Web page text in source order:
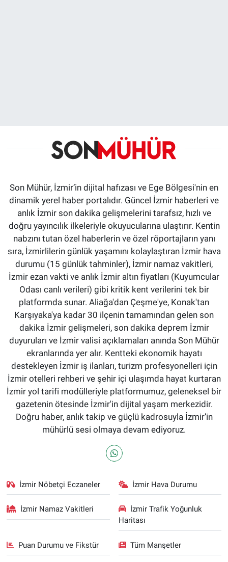
Son Mühür, İzmir’in dijital hafızası ve Ege Bölgesi'nin en
dinamik yerel haber portalıdır. Güncel İzmir haberleri ve
anlık İzmir son dakika gelişmelerini tarafsız, hızlı ve
doğru yayıncılık ilkeleriyle okuyucularına ulaştırır. Kentin
nabzını tutan özel haberlerin ve özel röportajların yanı
sıra, İzmirlilerin günlük yaşamını kolaylaştıran İzmir hava
durumu (15 günlük tahminler), İzmir namaz vakitleri,
İzmir ezan vakti ve anlık İzmir altın fiyatları (Kuyumcular
Odası canlı verileri) gibi kritik kent verilerini tek bir
platformda sunar. Aliağa'dan Çeşme'ye, Konak'tan
Karşıyaka'ya kadar 30 ilçenin tamamından gelen son
dakika İzmir gelişmeleri, son dakika deprem İzmir
duyuruları ve İzmir valisi açıklamaları anında Son Mühür
ekranlarında yer alır. Kentteki ekonomik hayatı
destekleyen İzmir iş ilanları, turizm profesyonelleri için
İzmir otelleri rehberi ve şehir içi ulaşımda hayat kurtaran
İzmir yol tarifi modülleriyle platformumuz, geleneksel bir
gazetenin ötesinde İzmir'in dijital yaşam merkezidir.
Doğru haber, anlık takip ve güçlü kadrosuyla İzmir’in
mühürlü sesi olmaya devam ediyoruz.
İzmir Nöbetçi Eczaneler İzmir Hava Durumu
İzmir Namaz Vakitleri
İzmir Trafik Yoğunluk
Haritası
Puan Durumu ve Fikstür Tüm Manşetler